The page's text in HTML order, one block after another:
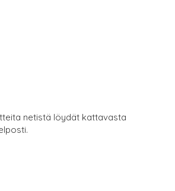
netistä löydät kattavasta